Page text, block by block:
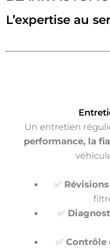
L’expertise au
Un entretien
performance, la
✅
✅
✅Contrôle